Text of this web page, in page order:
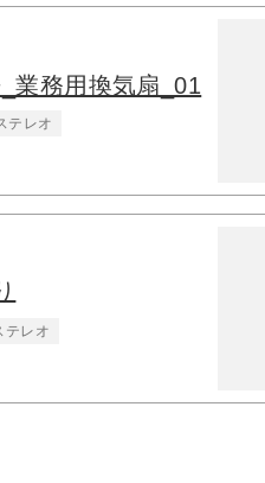
業務用換気扇_01
テレオ
テレオ